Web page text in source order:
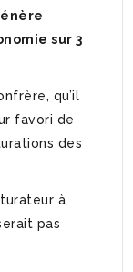
sur 3
qu’il
favori de
des
à
pas